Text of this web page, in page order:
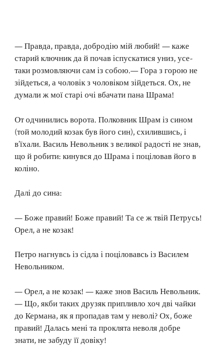
— Правда, правда, добродію мій любий! — каже
старий ключник да й почав іспускатися униз, усе-
таки розмовляючи сам із собою.— Гора з горою не
зійдеться, а чоловік з чоловіком зійдеться. Ох, не
думали ж мої старі очі вбачати пана Шрама!
От одчинились ворота. Полковник Шрам із сином
(той молодий козак був його син), схилившись, і
в’їхали. Василь Невольник з великої радості не знав,
що й робити: кинувся до Шрама і поціловав його в
коліно.
Далі до сина:
— Боже правий! Боже правий! Та се ж твій Петрусь!
Орел, а не козак!
Петро нагнувсь із сідла і поціловавсь із Василем
Невольником.
— Орел, а не козак! — каже знов Василь Невольник.
— Що, якби таких друзяк припливло хоч дві чайки
до Кермана, як я пропадав там у неволі? Ох, боже
правий! Далась мені та проклята неволя добре
знати, не забуду її довіку!